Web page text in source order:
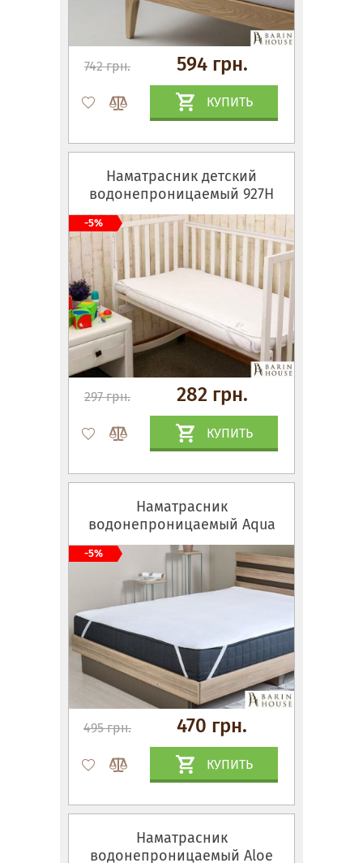
742 грн. 594 грн.
КУПИТЬ
Наматрасник детский
водонепроницаемый 927Н
297 грн. 282 грн.
КУПИТЬ
-5%
Наматрасник
водонепроницаемый Aqua
Stop Classic на резинках по
углам
495 грн. 470 грн.
КУПИТЬ
-5%
Наматрасник
водонепроницаемый Aloe